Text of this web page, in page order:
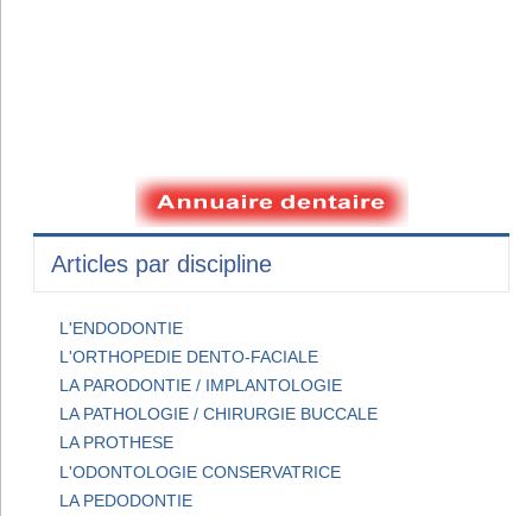
Articles par discipline
L'ENDODONTIE
L'ORTHOPEDIE DENTO-FACIALE
LA PARODONTIE / IMPLANTOLOGIE
LA PATHOLOGIE / CHIRURGIE BUCCALE
LA PROTHESE
L'ODONTOLOGIE CONSERVATRICE
LA PEDODONTIE